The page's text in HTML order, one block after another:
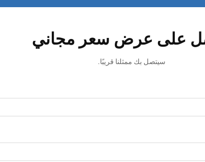
على عرض سعر مجاني
سيتصل بك ممثلنا قريبًا.